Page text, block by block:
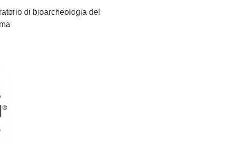
di bioarcheologia del